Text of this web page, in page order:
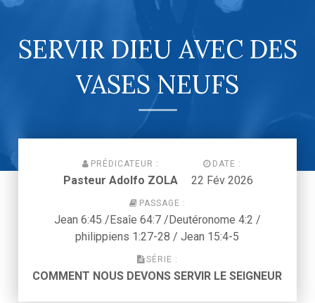
SERVIR DIEU AVEC DES
VASES NEUFS
PRÉDICATEUR :
Pasteur Adolfo ZOLA
DATE :
22 Fév 2026
PASSAGE :
Jean 6:45 /Esaîe 64:7 /Deutéronome 4:2 /
philippiens 1:27-28 / Jean 15:4-5
SÉRIE :
COMMENT NOUS DEVONS SERVIR LE SEIGNEUR